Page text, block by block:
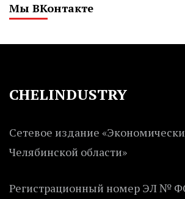
Мы ВКонтакте
CHELINDUSTRY
Сетевое издание
Челябинской области»
Регистрационный номер ЭЛ №